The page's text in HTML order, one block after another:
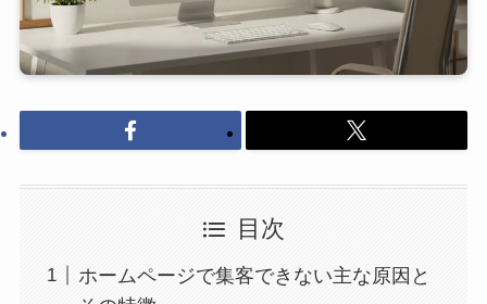
目次
ホームページで集客できない主な原因と